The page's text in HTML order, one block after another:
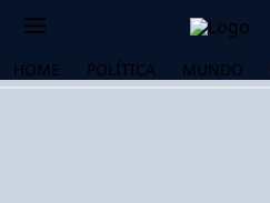
HOME POLÍTICA MUNDO